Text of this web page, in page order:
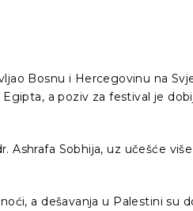
Bosnu i Hercegovinu na
a poziv za festival je
Ashrafa Sobhija, uz učešće
a dešavanja u Palestini su